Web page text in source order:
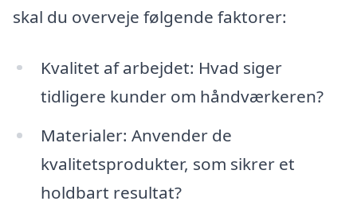
skal du overveje følgende faktorer:
Kvalitet af arbejdet: Hvad siger
tidligere kunder om håndværkeren?
Materialer: Anvender de
kvalitetsprodukter, som sikrer et
holdbart resultat?